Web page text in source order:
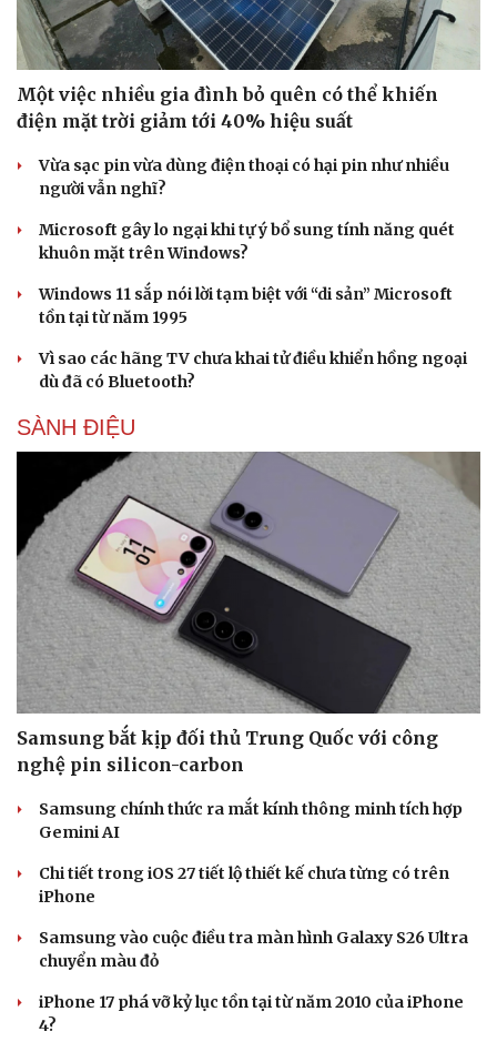
Cây thuốc
Sản phụ khoa
Nhi khoa
Nam khoa
Làm đẹp - giảm cân
Phòng mạch online
Blog
Tình yêu - Gia đình
Một việc nhiều gia đình bỏ quên có thể khiến
điện mặt trời giảm tới 40% hiệu suất
Vừa sạc pin vừa dùng điện thoại có hại pin như nhiều
người vẫn nghĩ?
Microsoft gây lo ngại khi tự ý bổ sung tính năng quét
khuôn mặt trên Windows?
Windows 11 sắp nói lời tạm biệt với “di sản” Microsoft
tồn tại từ năm 1995
Vì sao các hãng TV chưa khai tử điều khiển hồng ngoại
dù đã có Bluetooth?
SÀNH ĐIỆU
Samsung bắt kịp đối thủ Trung Quốc với công
nghệ pin silicon-carbon
Samsung chính thức ra mắt kính thông minh tích hợp
Gemini AI
Chi tiết trong iOS 27 tiết lộ thiết kế chưa từng có trên
iPhone
Samsung vào cuộc điều tra màn hình Galaxy S26 Ultra
chuyển màu đỏ
iPhone 17 phá vỡ kỷ lục tồn tại từ năm 2010 của iPhone
4?